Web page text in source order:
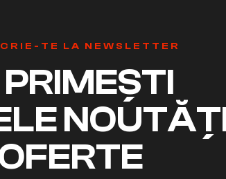
TE LA NEWSLETTER
PRIMEȘTI